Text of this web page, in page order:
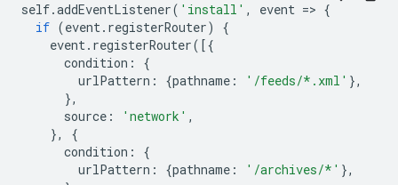
self.addEventListener( 'install' , event => {
if (event. registerRouter)
{
event. registerRouter([{
condition :
{
urlPattern : {pathname : '/feeds/*.xml' },
},
source : 'network' ,
},
{
condition :
{
urlPattern : {pathname : '/archives/*' },